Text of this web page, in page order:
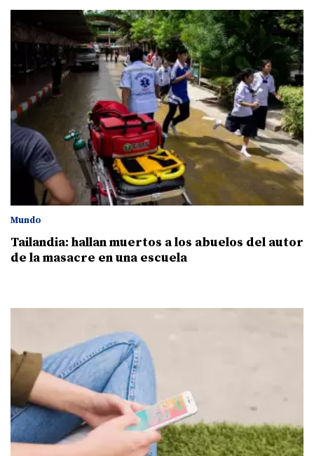
Mundo
Tailandia: hallan muertos a los abuelos del autor
de la masacre en una escuela